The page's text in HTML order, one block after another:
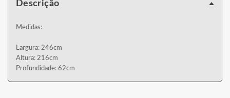
Descrição
Medidas:
Largura: 246cm
Altura: 216cm
Profundidade: 62cm